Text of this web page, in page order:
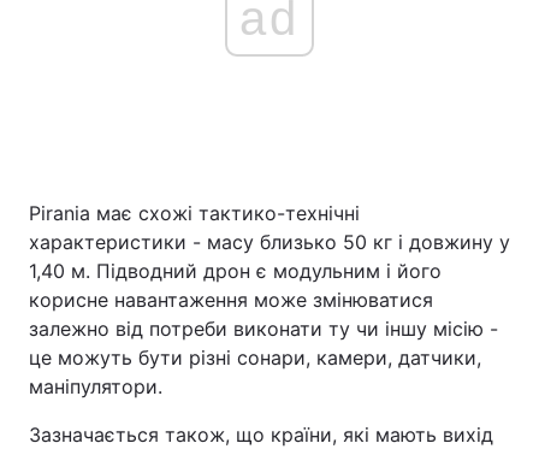
ad
Pirania має схожі тактико-технічні
характеристики - масу близько 50 кг і довжину у
1,40 м. Підводний дрон є модульним і його
корисне навантаження може змінюватися
залежно від потреби виконати ту чи іншу місію -
це можуть бути різні сонари, камери, датчики,
маніпулятори.
Зазначається також, що країни, які мають вихід